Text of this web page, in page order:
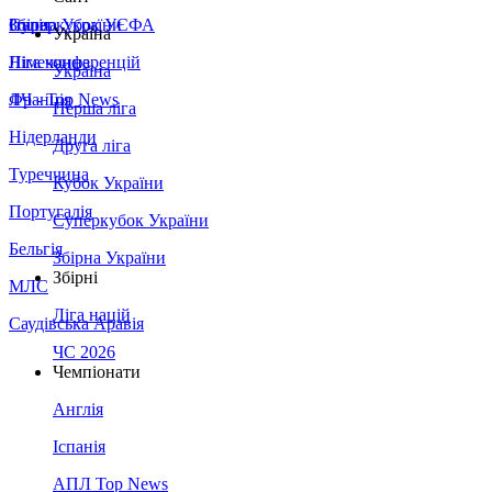
Збірна України
Італія
Німеччина
Франція
Нідерланди
Туреччина
Португалія
Бельгія
МЛС
Саудівська Аравія
Суперкубок УЄФА
Ліга конференцій
ЛЧ - Top News
Україна
Україна
Перша ліга
Друга ліга
Кубок України
Суперкубок України
Збірна України
Збірні
Ліга націй
ЧС 2026
Чемпіонати
Англія
Іспанія
АПЛ Top News